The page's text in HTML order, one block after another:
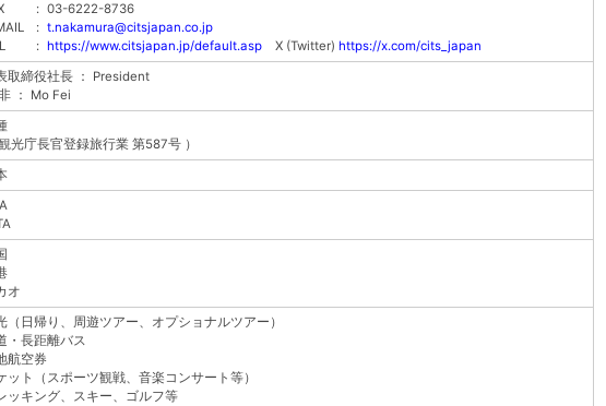
: 03-6222-8736
: t.nakamura@citsjapan.co.jp
: https://www.citsjapan.jp/default.asp X (Twitter) https://x.com/cits_japan
取締役社長 ： President
： Mo Fei
観光庁長官登録旅行業 第587号 ）
オ
（日帰り、周遊ツアー、オプショナルツアー）
・長距離バス
航空券
ット（スポーツ観戦、音楽コンサート等）
ッキング、スキー、ゴルフ等